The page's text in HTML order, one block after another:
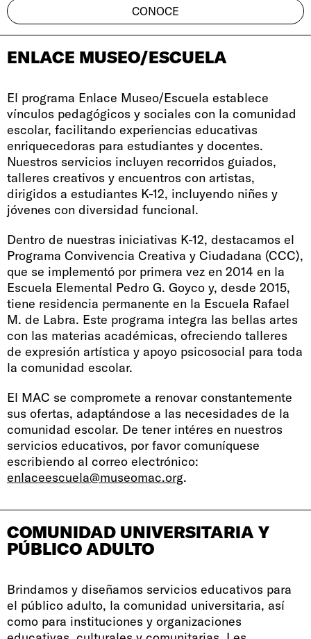
CONOCE
ENLACE MUSEO/ESCUELA
El programa Enlace Museo/Escuela establece
vínculos pedagógicos y sociales con la comunidad
escolar, facilitando experiencias educativas
enriquecedoras para estudiantes y docentes.
Nuestros servicios incluyen recorridos guiados,
talleres creativos y encuentros con artistas,
dirigidos a estudiantes K-12, incluyendo niñes y
jóvenes con diversidad funcional.
Dentro de nuestras iniciativas K-12, destacamos el
Programa Convivencia Creativa y Ciudadana (CCC),
que se implementó por primera vez en 2014 en la
Escuela Elemental Pedro G. Goyco y, desde 2015,
tiene residencia permanente en la Escuela Rafael
M. de Labra. Este programa integra las bellas artes
con las materias académicas, ofreciendo talleres
de expresión artística y apoyo psicosocial para toda
la comunidad escolar.
El MAC se compromete a renovar constantemente
sus ofertas, adaptándose a las necesidades de la
comunidad escolar. De tener intéres en nuestros
servicios educativos, por favor comuníquese
escribiendo al correo electrónico:
enlaceescuela@museomac.org.
COMUNIDAD UNIVERSITARIA Y
PÚBLICO ADULTO
Brindamos y diseñamos servicios educativos para
el público adulto, la comunidad universitaria, así
como para instituciones y organizaciones